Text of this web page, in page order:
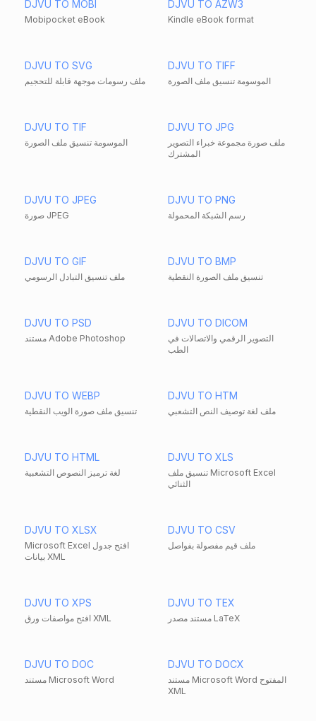
DJVU TO MOBI
Mobipocket eBook
DJVU TO AZW3
Kindle eBook format
DJVU TO SVG
ملف رسومات موجهة قابلة للتحجيم
DJVU TO TIFF
الموسومة تنسيق ملف الصورة
DJVU TO TIF
الموسومة تنسيق ملف الصورة
DJVU TO JPG
ملف صورة مجموعة خبراء التصوير
المشترك
DJVU TO JPEG
صورة JPEG
DJVU TO PNG
رسم الشبكة المحمولة
DJVU TO GIF
ملف تنسيق التبادل الرسومي
DJVU TO BMP
تنسيق ملف الصورة النقطية
DJVU TO PSD
مستند Adobe Photoshop
DJVU TO DICOM
التصوير الرقمي والاتصالات في
الطب
DJVU TO WEBP
تنسيق ملف صورة الويب النقطية
DJVU TO HTM
ملف لغة توصيف النص التشعبي
DJVU TO HTML
لغة ترميز النصوص التشعبية
DJVU TO XLS
تنسيق ملف Microsoft Excel
الثنائي
DJVU TO XLSX
Microsoft Excel افتح جدول
بيانات XML
DJVU TO CSV
ملف قيم مفصولة بفواصل
DJVU TO XPS
افتح مواصفات ورق XML
DJVU TO TEX
مستند مصدر LaTeX
DJVU TO DOC
مستند Microsoft Word
DJVU TO DOCX
مستند Microsoft Word المفتوح
XML